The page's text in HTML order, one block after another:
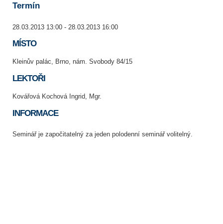
Termín
28.03.2013 13:00 - 28.03.2013 16:00
MÍSTO
Kleinův palác, Brno, nám. Svobody 84/15
LEKTOŘI
Kovářová Kochová Ingrid, Mgr.
INFORMACE
Seminář je započitatelný za jeden polodenní seminář volitelný.